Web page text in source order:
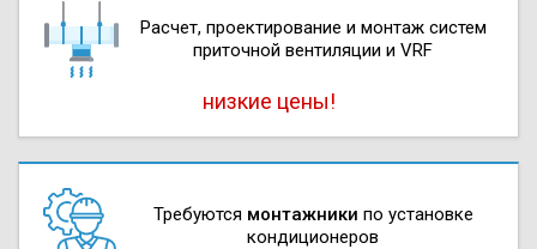
Расчет, проектирова­ние и монтаж систем
приточной вентиляции и VRF
низкие цены!
Требуются монтажники по установке
кондиционеров